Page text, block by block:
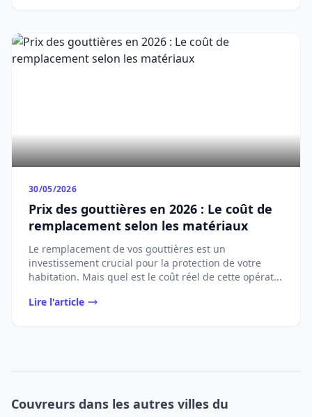
30/05/2026
Prix des gouttières en 2026 : Le coût de
remplacement selon les matériaux
Le remplacement de vos gouttières est un
investissement crucial pour la protection de votre
habitation. Mais quel est le coût réel de cette opérat...
Lire l'article
Couvreurs dans les autres villes du